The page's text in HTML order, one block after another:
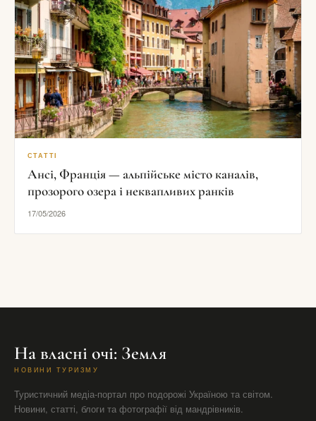
СТАТТІ
Ансі, Франція — альпійське місто каналів,
прозорого озера і неквапливих ранків
17/05/2026
На власні очі: Земля
НОВИНИ ТУРИЗМУ
Туристичний медіа-портал про подорожі Україною та світом.
Новини, статті, блоги та фотографії від мандрівників.